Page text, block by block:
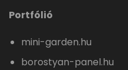
Portfólió
mini-garden.hu
borostyan-panel.hu